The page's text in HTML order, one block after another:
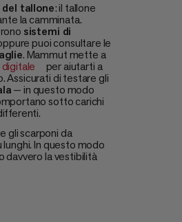
tallone: il tallone
la camminata.
sistemi di
puoi consultare le
. Mammut mette a
per aiutarti a
Assicurati di testare gli
— in questo modo
sotto carichi
gli scarponi da
In questo modo
davvero la vestibilità